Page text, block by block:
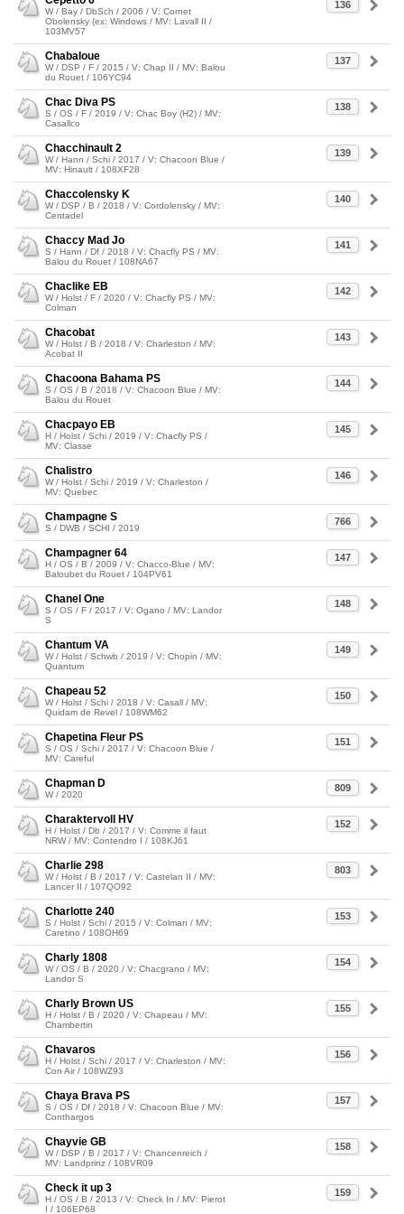
136
W / Bay / DbSch / 2006 / V: Cornet
Obolensky (ex: Windows / MV: Lavall II /
103MV57
137
Chabaloue
W / DSP / F / 2015 / V: Chap II / MV: Balou
du Rouet / 106YC94
138
Chac Diva PS
S / OS / F / 2019 / V: Chac Boy (H2) / MV:
Casallco
139
Chacchinault 2
W / Hann / Schi / 2017 / V: Chacoon Blue /
MV: Hinault / 108XF28
140
Chaccolensky K
W / DSP / B / 2018 / V: Cordolensky / MV:
Centadel
141
Chaccy Mad Jo
S / Hann / Df / 2018 / V: Chacfly PS / MV:
Balou du Rouet / 108NA67
142
Chaclike EB
W / Holst / F / 2020 / V: Chacfly PS / MV:
Colman
143
Chacobat
W / Holst / B / 2018 / V: Charleston / MV:
Acobat II
144
Chacoona Bahama PS
S / OS / B / 2018 / V: Chacoon Blue / MV:
Balou du Rouet
145
Chacpayo EB
H / Holst / Schi / 2019 / V: Chacfly PS /
MV: Classe
146
Chalistro
W / Holst / Schi / 2019 / V: Charleston /
MV: Quebec
766
Champagne S
S / DWB / SCHI / 2019
147
Champagner 64
H / OS / B / 2009 / V: Chacco-Blue / MV:
Baloubet du Rouet / 104PV61
148
Chanel One
S / OS / F / 2017 / V: Ogano / MV: Landor
S
149
Chantum VA
W / Holst / Schwb / 2019 / V: Chopin / MV:
Quantum
150
Chapeau 52
W / Holst / Schi / 2018 / V: Casall / MV:
Quidam de Revel / 108WM62
151
Chapetina Fleur PS
S / OS / Schi / 2017 / V: Chacoon Blue /
MV: Careful
809
Chapman D
W / 2020
152
Charaktervoll HV
H / Holst / Db / 2017 / V: Comme il faut
NRW / MV: Contendro I / 108KJ61
803
Charlie 298
W / Holst / B / 2017 / V: Castelan II / MV:
Lancer II / 107QO92
153
Charlotte 240
S / Holst / Schi / 2015 / V: Colman / MV:
Caretino / 108OH69
154
Charly 1808
W / OS / B / 2020 / V: Chacgrano / MV:
Landor S
155
Charly Brown US
H / Holst / B / 2020 / V: Chapeau / MV:
Chambertin
156
Chavaros
H / Holst / Schi / 2017 / V: Charleston / MV:
Con Air / 108WZ93
157
Chaya Brava PS
S / OS / Df / 2018 / V: Chacoon Blue / MV:
Conthargos
158
Chayvie GB
W / DSP / B / 2017 / V: Chancenreich /
MV: Landprinz / 108VR09
159
Check it up 3
H / OS / B / 2013 / V: Check In / MV: Pierot
I / 106EP68